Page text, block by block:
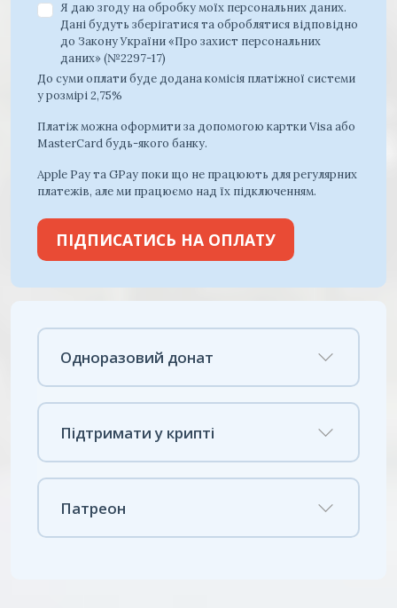
Я даю згоду на обробку моїх персональних даних.
Дані будуть зберігатися та оброблятися відповідно
до Закону України «Про захист персональних
даних» (№2297-17)
До суми оплати буде додана комісія платіжної системи
у розмірі 2,75%
Платіж можна оформити за допомогою картки Visa або
MasterCard будь-якого банку.
Apple Pay та GPay поки що не працюють для регулярних
платежів, але ми працюємо над їх підключенням.
ПІДПИСАТИСЬ НА ОПЛАТУ
Одноразовий донат
Підтримати у крипті
Патреон